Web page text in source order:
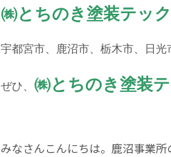
㈱とちのき塗装テック
宇都宮市、鹿沼市、栃木市、日
ぜひ、 ㈱とちのき塗装
みなさんこんにちは。鹿沼事業所